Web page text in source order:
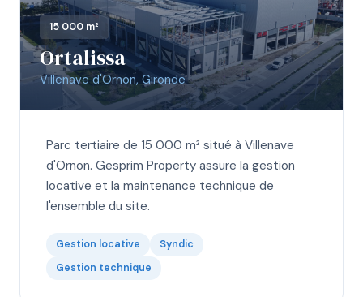
15 000 m²
Ortalissa
Villenave d'Ornon, Gironde
Parc tertiaire de 15 000 m² situé à Villenave
d'Ornon. Gesprim Property assure la gestion
locative et la maintenance technique de
l'ensemble du site.
Gestion locative
Syndic
Gestion technique